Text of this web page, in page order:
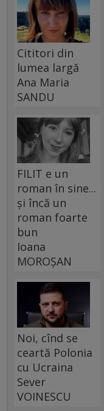
Cititori din
lumea largă
Ana Maria
SANDU
FILIT e un
roman în sine...
și încă un
roman foarte
bun
Ioana
MOROȘAN
Noi, cînd se
ceartă Polonia
cu Ucraina
Sever
VOINESCU